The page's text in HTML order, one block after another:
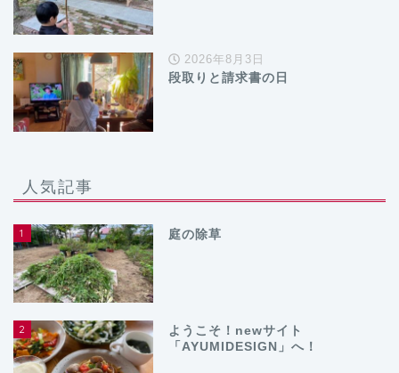
2026年8月3日
段取りと請求書の日
人気記事
1 庭の除草
2
ようこそ！newサイト
「AYUMIDESIGN」へ！